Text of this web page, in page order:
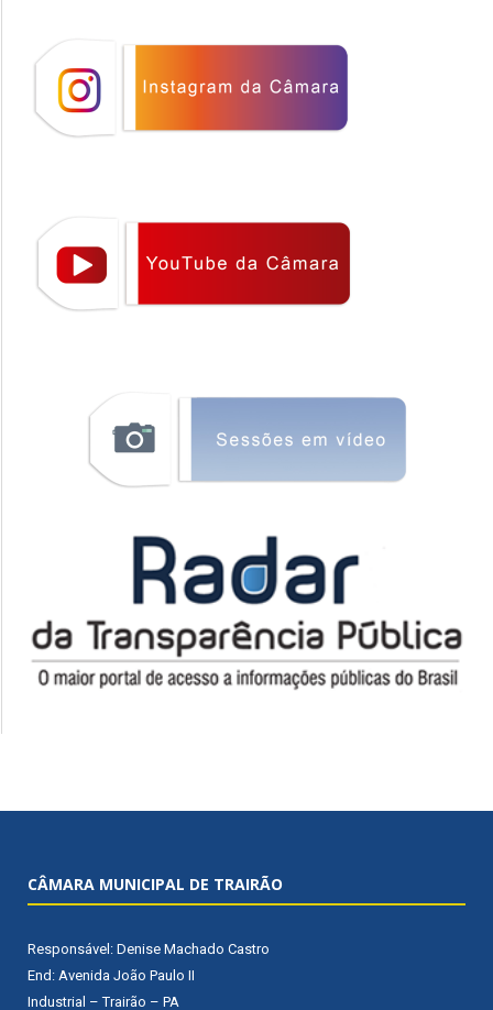
CÂMARA MUNICIPAL DE TRAIRÃO
Responsável: Denise Machado Castro
End: Avenida João Paulo II
Industrial – Trairão – PA